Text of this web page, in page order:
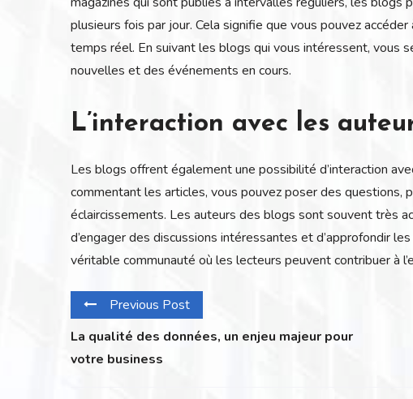
plusieurs fois par jour. Cela signifie que vous pouvez
temps réel. En suivant les blogs qui vous intéressent, vous
nouvelles et des événements en cours.
L’interaction avec les
Les blogs offrent également une possibilité d’interaction
commentant les articles, vous pouvez poser des questions,
éclaircissements. Les auteurs des blogs sont souvent très
d’engager des discussions intéressantes et d’approfondir
véritable communauté où les lecteurs peuvent contribuer à
Previous Post
La qualité des données, un enjeu majeur pour
votre business